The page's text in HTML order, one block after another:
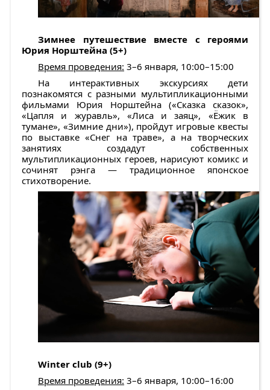
Зимнее путешествие вместе с героями
Юрия Норштейна (5+)
Время проведения: 3–6 января, 10:00–15:00
На интерактивных экскурсиях дети
познакомятся с разными мультипликационными
фильмами Юрия Норштейна («Сказка сказок»,
«Цапля и журавль», «Лиса и заяц», «Ёжик в
тумане», «Зимние дни»), пройдут игровые квесты
по выставке «Снег на траве», а на творческих
занятиях создадут собственных
мультипликационных героев, нарисуют комикс и
сочинят рэнга — традиционное японское
стихотворение.
Winter club (9+)
Время проведения: 3–6 января, 10:00–16:00